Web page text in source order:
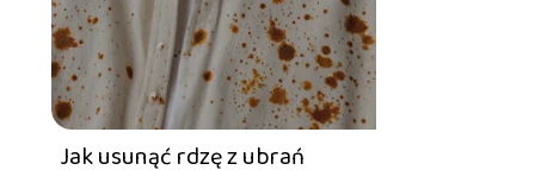
Jak usunąć rdzę z ubrań